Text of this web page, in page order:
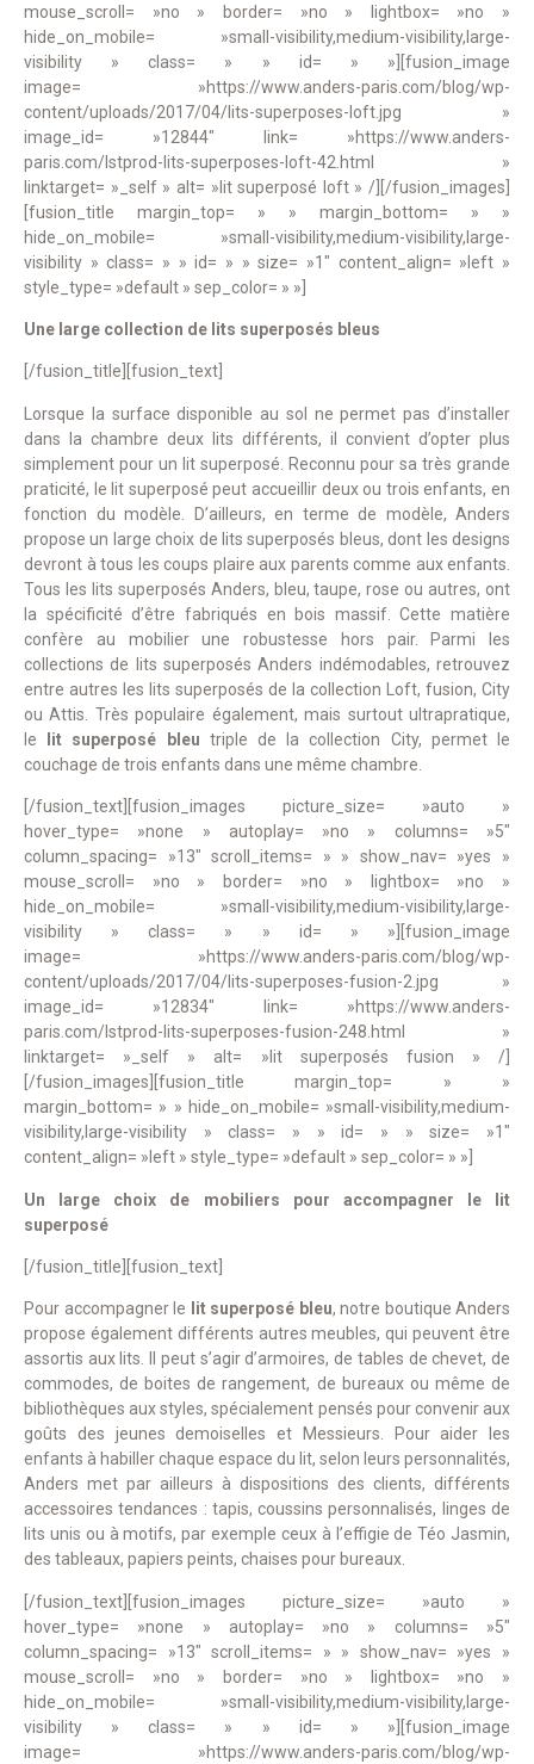
mouse_scroll= »no » border= »no » lightbox= »no »
hide_on_mobile= »small-visibility,medium-visibility,large-
visibility » class= » » id= » »][fusion_image
image= »https://www.anders-paris.com/blog/wp-
content/uploads/2017/04/lits-superposes-loft.jpg »
image_id= »12844″ link= »https://www.anders-
paris.com/lstprod-lits-superposes-loft-42.html »
linktarget= »_self » alt= »lit superposé loft » /][/fusion_images]
[fusion_title margin_top= » » margin_bottom= » »
hide_on_mobile= »small-visibility,medium-visibility,large-
visibility » class= » » id= » » size= »1″ content_align= »left »
style_type= »default » sep_color= » »]
Une large collection de lits superposés bleus
[/fusion_title][fusion_text]
Lorsque la surface disponible au sol ne permet pas d’installer
dans la chambre deux lits différents, il convient d’opter plus
simplement pour un lit superposé. Reconnu pour sa très grande
praticité, le lit superposé peut accueillir deux ou trois enfants, en
fonction du modèle. D’ailleurs, en terme de modèle, Anders
propose un large choix de lits superposés bleus, dont les designs
devront à tous les coups plaire aux parents comme aux enfants.
Tous les lits superposés Anders, bleu, taupe, rose ou autres, ont
la spécificité d’être fabriqués en bois massif. Cette matière
confère au mobilier une robustesse hors pair. Parmi les
collections de lits superposés Anders indémodables, retrouvez
entre autres les lits superposés de la collection Loft, fusion, City
ou Attis. Très populaire également, mais surtout ultrapratique,
le
lit superposé bleu triple de la collection City, permet le
couchage de trois enfants dans une même chambre.
[/fusion_text][fusion_images picture_size= »auto »
hover_type= »none » autoplay= »no » columns= »5″
column_spacing= »13″ scroll_items= » » show_nav= »yes »
mouse_scroll= »no » border= »no » lightbox= »no »
hide_on_mobile= »small-visibility,medium-visibility,large-
visibility » class= » » id= » »][fusion_image
image= »https://www.anders-paris.com/blog/wp-
content/uploads/2017/04/lits-superposes-fusion-2.jpg »
image_id= »12834″ link= »https://www.anders-
paris.com/lstprod-lits-superposes-fusion-248.html »
linktarget= »_self » alt= »lit superposés fusion » /]
[/fusion_images][fusion_title margin_top= » »
margin_bottom= » » hide_on_mobile= »small-visibility,medium-
visibility,large-visibility » class= » » id= » » size= »1″
content_align= »left » style_type= »default » sep_color= » »]
Un large choix de mobiliers pour accompagner le lit
superposé
[/fusion_title][fusion_text]
Pour accompagner le lit superposé bleu, notre boutique Anders
propose également différents autres meubles, qui peuvent être
assortis aux lits. Il peut s’agir d’armoires, de tables de chevet, de
commodes, de boites de rangement, de bureaux ou même de
bibliothèques aux styles, spécialement pensés pour convenir aux
goûts des jeunes demoiselles et Messieurs. Pour aider les
enfants à habiller chaque espace du lit, selon leurs personnalités,
Anders met par ailleurs à dispositions des clients, différents
accessoires tendances : tapis, coussins personnalisés, linges de
lits unis ou à motifs, par exemple ceux à l’effigie de Téo Jasmin,
des tableaux, papiers peints, chaises pour bureaux.
[/fusion_text][fusion_images picture_size= »auto »
hover_type= »none » autoplay= »no » columns= »5″
column_spacing= »13″ scroll_items= » » show_nav= »yes »
mouse_scroll= »no » border= »no » lightbox= »no »
hide_on_mobile= »small-visibility,medium-visibility,large-
visibility » class= » » id= » »][fusion_image
image= »https://www.anders-paris.com/blog/wp-